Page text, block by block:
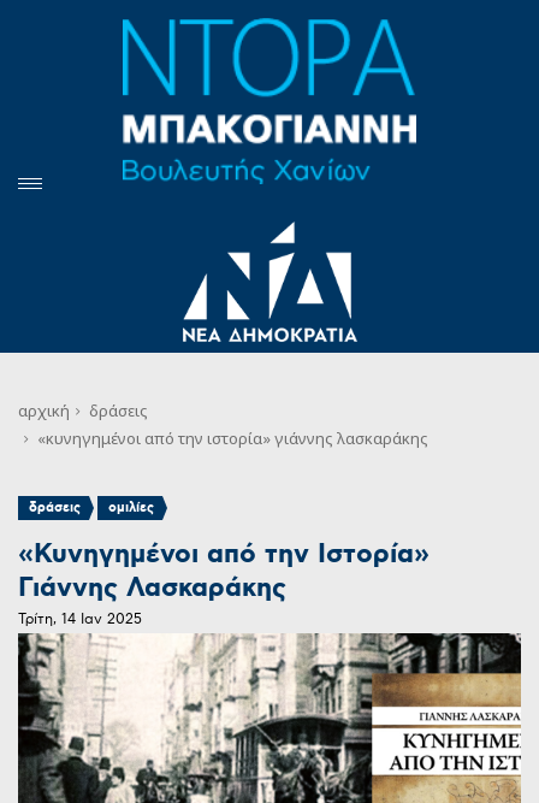
αρχική
δράσεις
«κυνηγημένοι από την ιστορία» γιάννης λασκαράκης
δράσεις , ομιλίες
«Κυνηγημένοι από την Ιστορία»
Γιάννης Λασκαράκης
Τρίτη, 14 Ιαν 2025